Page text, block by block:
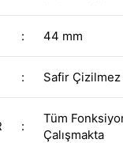
: 44 mm
: Safir Çizilmez
:
Tüm
Çalışmakta